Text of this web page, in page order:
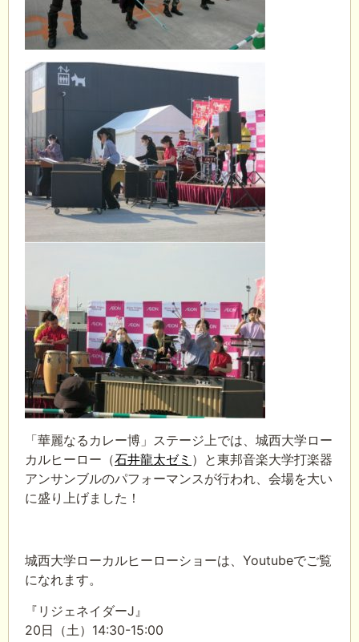
「華麗なるカレー博」ステージ上では、城西大学ロー
カルヒーロー（石井龍太ゼミ ）と東邦音楽大学打楽器
アンサンブルのパフォーマンスが行われ、会場を大い
に盛り上げました！
城西大学ローカルヒーローショーは、Youtubeでご覧
になれます。
『リジェネイダーJ』
20日（土）14:30-15:00